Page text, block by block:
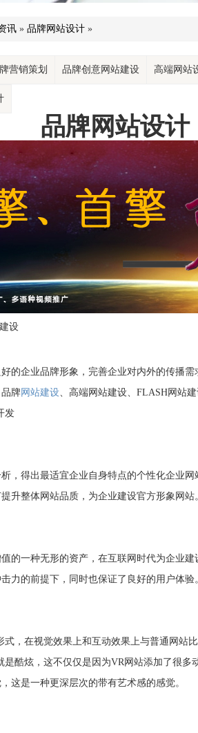
讯 » 品牌网站设计 »
营销策划 品牌创意网站建设 高端网站
品牌网站设计
设
的企业品牌形象，完善企业对内外的传播
牌网站建设 、高端网站建设、FLASH网站
发
，得出最适宜企业自身特点的个性化企业
升整体网站品质，为企业建设官方形象网站
的一种无形的资产，在互联网时代为企业
力的前提下，同时也保证了良好的用户体验
，在视觉效果上和互动效果上与普通网站
酷炫，这不仅仅是因为VR网站添加了很多
这是一种更深层次的带有艺术感的感觉。